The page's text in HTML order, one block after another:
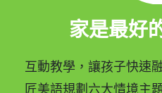
家是最好
互動教學，讓孩子快速
匠美語規劃六大情境主